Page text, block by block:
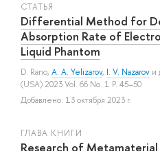
СТАТЬЯ
Differential Method for
Absorption Rate of
Liquid Phantom
D. Rano, A. A. Yelizarov, I. V. Nazarov и
(USA) 2023 Vol. 66 No. 1 P. 45–50
Добавлено: 13 октября 2023 г.
ГЛАВА КНИГИ
Research of Metamaterial